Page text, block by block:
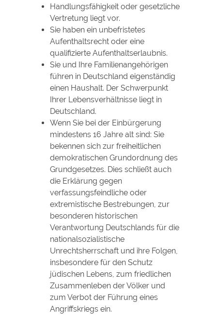
Handlungsfähigkeit oder gesetzliche
Vertretung liegt vor.
Sie haben ein unbefristetes
Aufenthaltsrecht oder eine
qualifizierte Aufenthaltserlaubnis.
Sie und Ihre Familienangehörigen
führen in Deutschland eigenständig
einen Haushalt. Der Schwerpunkt
Ihrer Lebensverhältnisse liegt in
Deutschland.
Wenn Sie bei der Einbürgerung
mindestens 16 Jahre alt sind: Sie
bekennen sich zur freiheitlichen
demokratischen Grundordnung des
Grundgesetzes. Dies schließt auch
die Erklärung gegen
verfassungsfeindliche oder
extremistische Bestrebungen, zur
besonderen historischen
Verantwortung Deutschlands für die
nationalsozialistische
Unrechtsherrschaft und ihre Folgen,
insbesondere für den Schutz
jüdischen Lebens, zum friedlichen
Zusammenleben der Völker und
zum Verbot der Führung eines
Angriffskriegs ein.